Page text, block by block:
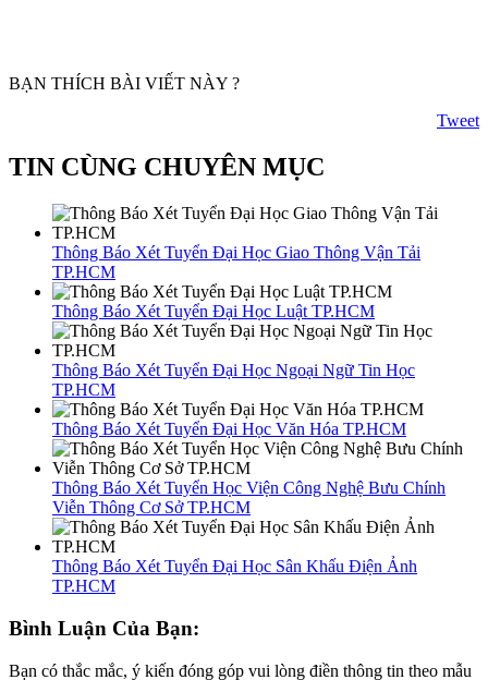
BẠN THÍCH BÀI VIẾT NÀY ?
Tweet
TIN CÙNG CHUYÊN MỤC
Thông Báo Xét Tuyển Đại Học Giao Thông Vận Tải
TP.HCM
Thông Báo Xét Tuyển Đại Học Luật TP.HCM
Thông Báo Xét Tuyển Đại Học Ngoại Ngữ Tin Học
TP.HCM
Thông Báo Xét Tuyển Đại Học Văn Hóa TP.HCM
Thông Báo Xét Tuyển Học Viện Công Nghệ Bưu Chính
Viễn Thông Cơ Sở TP.HCM
Thông Báo Xét Tuyển Đại Học Sân Khấu Điện Ảnh
TP.HCM
Bình Luận Của Bạn:
Bạn có thắc mắc, ý kiến đóng góp vui lòng điền thông tin theo mẫu